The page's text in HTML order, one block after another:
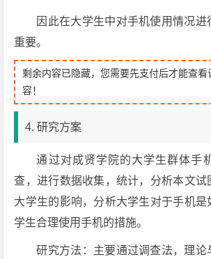
因此在大学生中对手机使用情况进
重要。
剩余内容已隐藏，您需要先支付后才能查看
容！
4. 研究方案
通过对成贤学院的大学生群体手
查，进行数据收集，统计，分析本文试
大学生的影响，分析大学生对于手机是
学生合理使用手机的措施。
研究方法：主要通过调查法，理论